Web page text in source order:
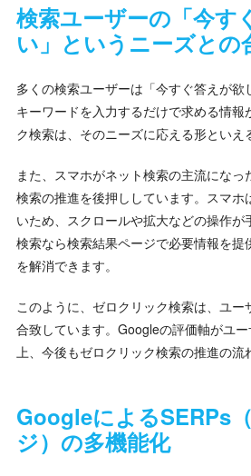
検索ユーザーの「今す
い」というニーズとの
多くの検索ユーザーは「今すぐ答えが欲
キーワードを入力するだけで求める情報
ク検索は、そのニーズに応える形といえ
また、スマホがネット検索の主流になっ
検索の推進を後押ししています。スマホ
いため、スクロールや拡大などの操作が
検索なら検索結果ページで必要情報を提
を解消できます。
このように、ゼロクリック検索は、ユー
合致しています。Googleの評価軸がユ
上、今後もゼロクリック検索の推進の流
GoogleによるSERPs
ジ）の多機能化